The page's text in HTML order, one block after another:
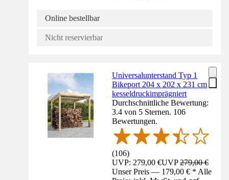
Online bestellbar
Nicht reservierbar
Universalunterstand Typ 1
Bikeport 204 x 202 x 231 cm
kesseldruckimprägniert
Durchschnittliche Bewertung:
3.4 von 5 Sternen. 106
Bewertungen.
(106)
UVP: 279,00 €UVP279,00 €
Unser Preis — 179,00 € * Alle